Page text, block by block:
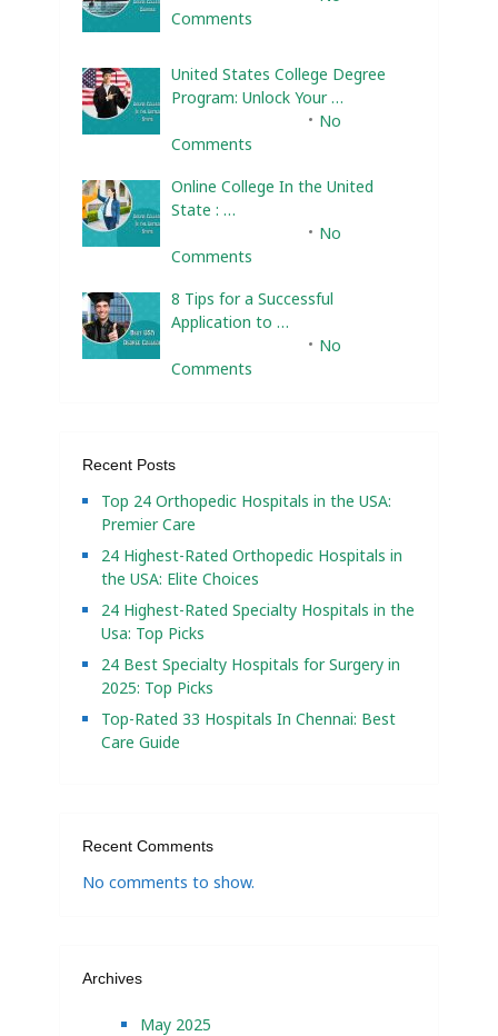
Comments
United States College Degree
Program: Unlock Your …
No
Comments
Online College In the United
State : …
No
Comments
8 Tips for a Successful
Application to …
No
Comments
Recent Posts
Top 24 Orthopedic Hospitals in the USA:
Premier Care
24 Highest-Rated Orthopedic Hospitals in
the USA: Elite Choices
24 Highest-Rated Specialty Hospitals in the
Usa: Top Picks
24 Best Specialty Hospitals for Surgery in
2025: Top Picks
Top-Rated 33 Hospitals In Chennai: Best
Care Guide
Recent Comments
No comments to show.
Archives
May 2025